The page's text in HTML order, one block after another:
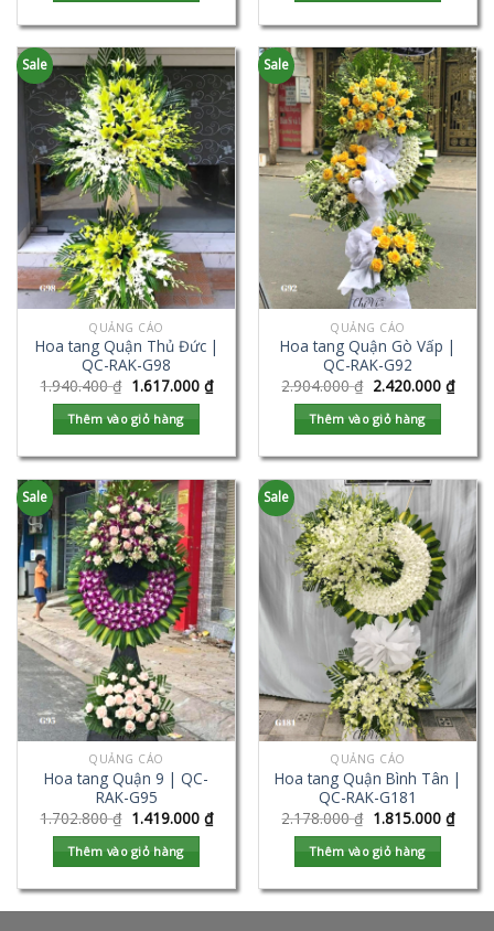
Sale
QUẢNG CÁO
Hoa tang Quận Thủ Đức |
QC-RAK-G98
1.940.400₫ 1.617.000 ₫
Thêm vào giỏ hàng
Sale
QUẢNG CÁO
Hoa tang Quận Gò Vấp |
QC-RAK-G92
2.904.000₫ 2.420.000 ₫
Thêm vào giỏ hàng
Sale
QUẢNG CÁO
Hoa tang Quận 9 | QC-
RAK-G95
1.702.800₫ 1.419.000 ₫
Thêm vào giỏ hàng
Sale
QUẢNG CÁO
Hoa tang Quận Bình Tân |
QC-RAK-G181
2.178.000₫ 1.815.000 ₫
Thêm vào giỏ hàng